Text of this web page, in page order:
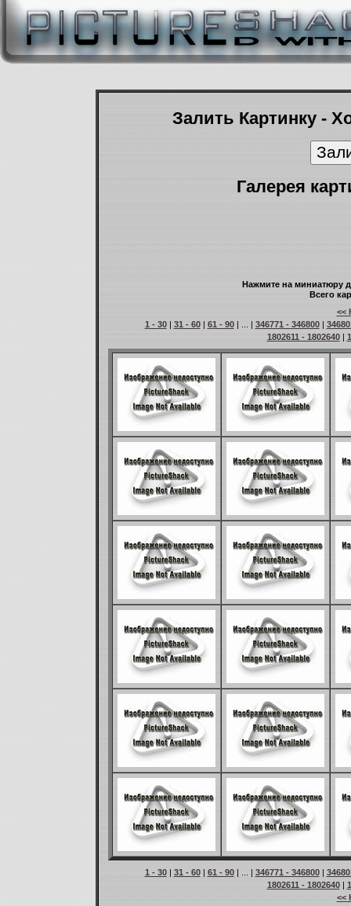
Залить Картинку -
Галерея
Нажмите на миниатюру
Всего
<<
1 - 30| 31 - 60| 61 - 90| ... | 346771 - 346800|
1802611 - 1802640|
1 - 30| 31 - 60| 61 - 90| ... | 346771 - 346800|
1802611 - 1802640|
<<